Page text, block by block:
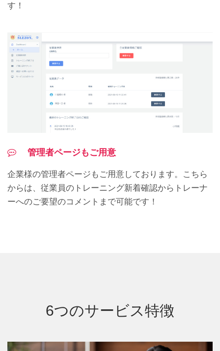
す！
管理者ページもご用意
企業様の管理者ページもご用意しております。こちら
からは、従業員のトレーニング新着確認からトレーナ
ーへのご要望のコメントまで可能です！
6つのサービス特徴